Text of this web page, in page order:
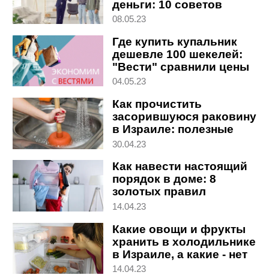
деньги: 10 советов
08.05.23
Где купить купальник
дешевле 100 шекелей:
"Вести" сравнили цены
04.05.23
Как прочистить
засорившуюся раковину
в Израиле: полезные
советы
30.04.23
Как навести настоящий
порядок в доме: 8
золотых правил
14.04.23
Какие овощи и фрукты
хранить в холодильнике
в Израиле, а какие - нет
14.04.23